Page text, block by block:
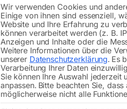
🔍
Wir verwenden Cookies und
Einige von ihnen sind essenziell,
Website und Ihre Erfahrung zu
können verarbeitet werden (z. B.
Anzeigen und Inhalte oder die
Weitere Informationen über die
unserer Datenschutzerklärung. Es
Verarbeitung Ihrer Daten
Sie können Ihre Auswahl jederzeit
anpassen. Bitte beachten Sie,
möglicherweise nicht alle